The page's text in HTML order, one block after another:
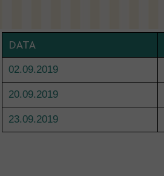
DATA
02.09.2019
20.09.2019
23.09.2019